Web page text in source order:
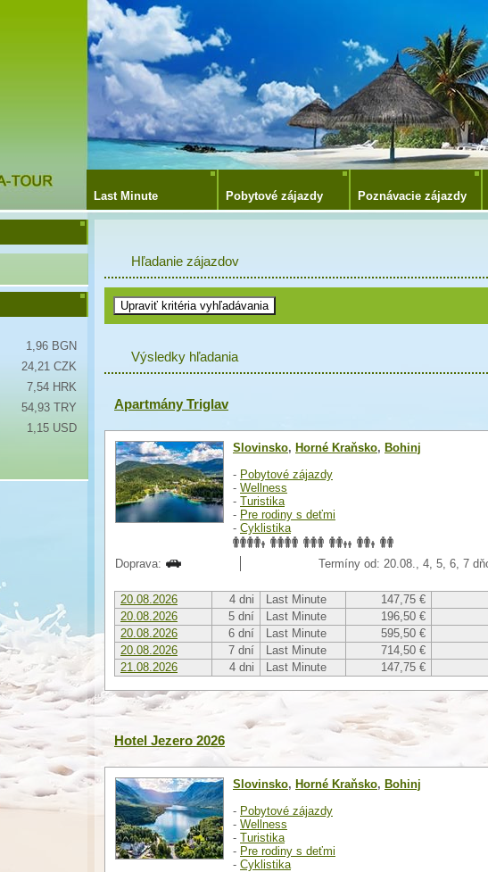
Last Minute Pobytové zájazdy Poznávacie zájazdy
Hľadanie zájazdov
Výsledky hľadania
Apartmány Triglav
Slovinsko, Horné Kraňsko, Bohinj
- Pobytové zájazdy
- Wellness
- Turistika
- Pre rodiny s deťmi
- Cyklistika
Doprava:
Termíny od: 20.08., 4, 5, 6, 7
20.08.2026 4 dni Last Minute 147,75 €
20.08.2026
5 dní Last Minute 196,50 €
20.08.2026
6 dní Last Minute 595,50 €
20.08.2026
7 dní Last Minute 714,50 €
21.08.2026
4 dni Last Minute 147,75 €
Hotel Jezero 2026
Slovinsko, Horné Kraňsko, Bohinj
- Pobytové zájazdy
- Wellness
- Turistika
- Pre rodiny s deťmi
- Cyklistika
1,96 BGN
24,21 CZK
7,54 HRK
54,93 TRY
1,15 USD